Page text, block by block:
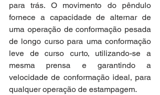
para trás. O movimento do pêndulo
fornece a capacidade de alternar de
uma operação de conformação pesada
de longo curso para uma conformação
leve de curso curto, utilizando-se a
mesma prensa e garantindo a
velocidade de conformação ideal, para
qualquer operação de estampagem.